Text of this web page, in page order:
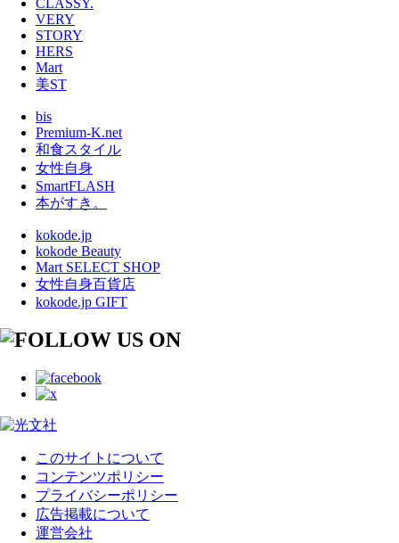
CLASSY.
VERY
STORY
HERS
Mart
美ST
bis
Premium-K.net
和食スタイル
女性自身
SmartFLASH
本がすき。
kokode.jp
kokode Beauty
Mart SELECT SHOP
女性自身百貨店
kokode.jp GIFT
このサイトについて
コンテンツポリシー
プライバシーポリシー
広告掲載について
運営会社